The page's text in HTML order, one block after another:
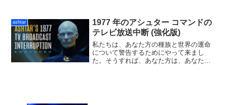
そのためにも心に愛と神聖な美徳を保ち
続けてください。
ashtar
1977 年のアシュター コマンドの
テレビ放送中断 (強化版)
私たちは、あなた方の種族と世界の運命
について警告するためにやって来まし
た。そうすれば、あなた方は、あなた方